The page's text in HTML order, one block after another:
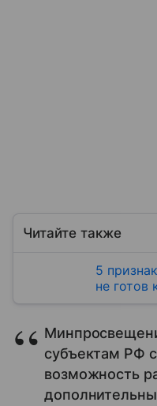
Читайте также
5
не готов
субъектам РФ
возможность